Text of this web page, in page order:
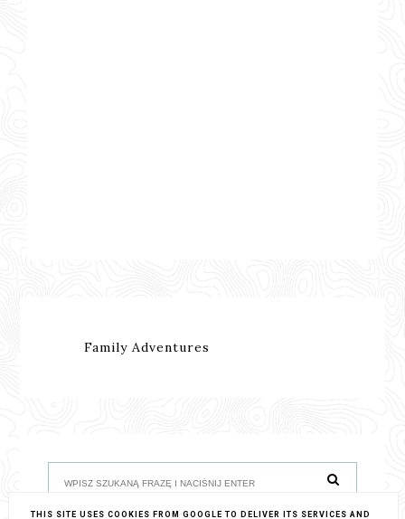
Family Adventures
THIS SITE USES COOKIES FROM GOOGLE TO DELIVER ITS SERVICES AND